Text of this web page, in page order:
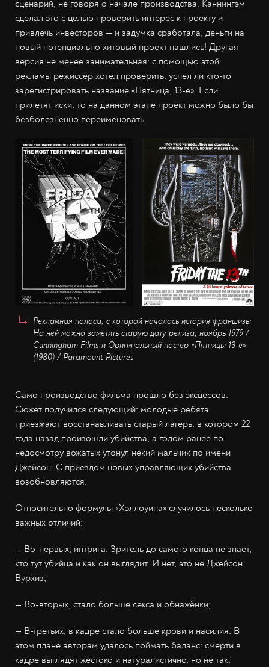
сценарий, не говоря о начале производства. Каннингэм
сделал это с целью проверить интерес к проекту и
привлечь инвесторов — и задумка сработала, деньги на
новый потенциально хитовый проект нашлись! Другая
версия не менее занимательная: с помощью этой
рекламы режиссёр хотел проверить, успел ли кто-то
зарегистрировать название «Пятница, 13-е». Если
прилетят иски, то на данном этапе проект можно было бы
безболезненно переименовать.
Рекламная полоса, с которой началась история франшизы.
На ней можно заметить старую дату релиза, ноябрь 1979 /
Cunningham Films и Оригинальный постер «Пятницы 13-е»
(1980) / Paramount Pictures
Само производство фильма прошло без эксцессов.
Сюжет получился следующий: молодые ребята
приезжают восстанавливать старый лагерь, в котором 22
года назад произошли убийства, а годом ранее по
недосмотру вожатых утонул некий мальчик по имени
Джейсон. С приездом новых управляющих убийства
возобновляются.
Относительно формулы «Хэллоуина» случилось несколько
важных отличий:
— Во-первых, интрига. Зритель до самого конца не знает,
кто тут убийца и как он выглядит. И нет, это не Джейсон
Вурхиз;
— Во-вторых, стало больше секса и обнажёнки;
— В-третьих, в кадре стало больше крови и насилия. В
этом плане авторам удалось поймать баланс: смерти в
кадре выглядят жестоко и натуралистично, но не так,